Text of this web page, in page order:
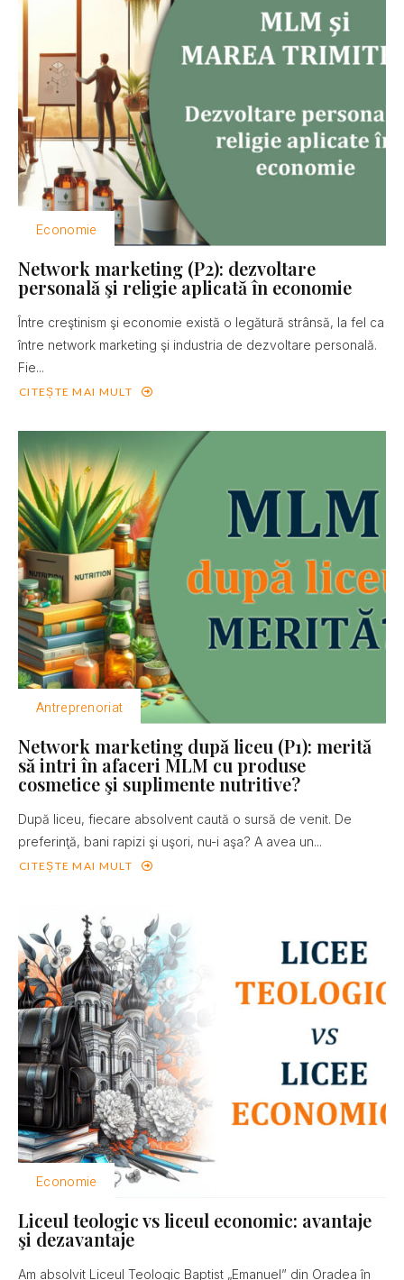
Economie
Network marketing (P2): dezvoltare
personală şi religie aplicată în economie
Între creştinism şi economie există o legătură strânsă, la fel ca
între network marketing şi industria de dezvoltare personală.
Fie...
CITEȘTE MAI MULT
Antreprenoriat
Network marketing după liceu (P1): merită
să intri în afaceri MLM cu produse
cosmetice şi suplimente nutritive?
După liceu, fiecare absolvent caută o sursă de venit. De
preferinţă, bani rapizi şi uşori, nu-i aşa? A avea un...
CITEȘTE MAI MULT
Economie
Liceul teologic vs liceul economic: avantaje
şi dezavantaje
Am absolvit Liceul Teologic Baptist „Emanuel” din Oradea în